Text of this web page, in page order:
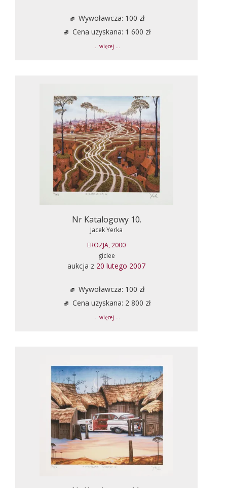
Wywoławcza: 100 zł
Cena uzyskana: 1 600 zł
... więcej ...
Nr Katalogowy 10.
Jacek Yerka
EROZJA, 2000
giclee
aukcja z 20 lutego 2007
Wywoławcza: 100 zł
Cena uzyskana: 2 800 zł
... więcej ...